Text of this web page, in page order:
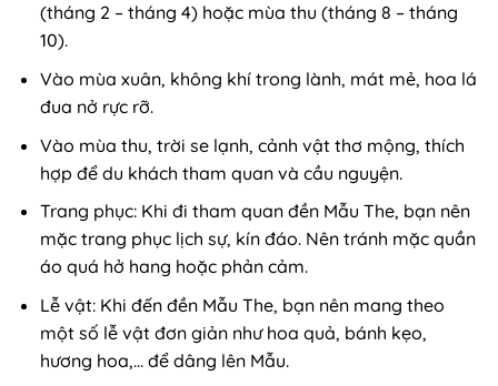
(tháng 2 – tháng 4) hoặc mùa thu (tháng 8 – tháng
10).
Vào mùa xuân, không khí trong lành, mát mẻ, hoa lá
đua nở rực rỡ.
Vào mùa thu, trời se lạnh, cảnh vật thơ mộng, thích
hợp để du khách tham quan và cầu nguyện.
Trang phục: Khi đi tham quan đền Mẫu The, bạn nên
mặc trang phục lịch sự, kín đáo. Nên tránh mặc quần
áo quá hở hang hoặc phản cảm.
Lễ vật: Khi đến đền Mẫu The, bạn nên mang theo
một số lễ vật đơn giản như hoa quả, bánh kẹo,
hương hoa,… để dâng lên Mẫu.